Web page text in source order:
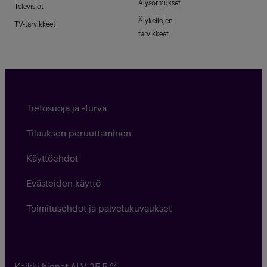
Televisiot
TV-tarvikkeet
Älysormukset
Älykellojen
tarvikkeet
Tietosuoja ja -turva
Tilauksen peruuttaminen
Käyttöehdot
Evästeiden käyttö
Toimitusehdot ja palvelukuvaukset